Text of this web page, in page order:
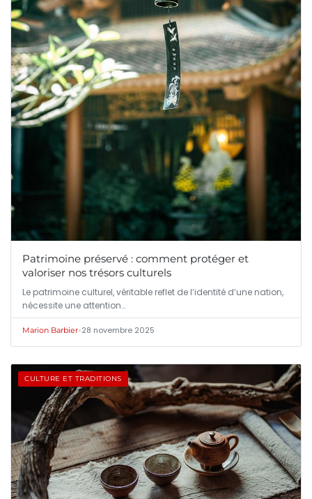
Patrimoine préservé : comment protéger et
valoriser nos trésors culturels
Le patrimoine culturel, véritable reflet de l’identité d’une nation,
nécessite une attention…
Marion Barbier•28 novembre 2025
CULTURE ET TRADITIONS